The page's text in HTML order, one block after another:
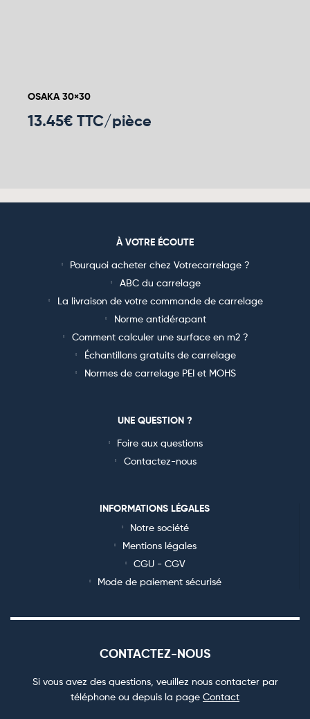
OSAKA 30×30
13.45€ TTC/pièce
À VOTRE ÉCOUTE
Pourquoi acheter chez Votrecarrelage ?
ABC du carrelage
La livraison de votre commande de carrelage
Norme antidérapant
Comment calculer une surface en m2 ?
Échantillons gratuits de carrelage
Normes de carrelage PEI et MOHS
UNE QUESTION ?
Foire aux questions
Contactez-nous
INFORMATIONS LÉGALES
Notre société
Mentions légales
CGU - CGV
Mode de paiement sécurisé
CONTACTEZ-NOUS
Si vous avez des questions, veuillez nous contacter par
téléphone ou depuis la page Contact